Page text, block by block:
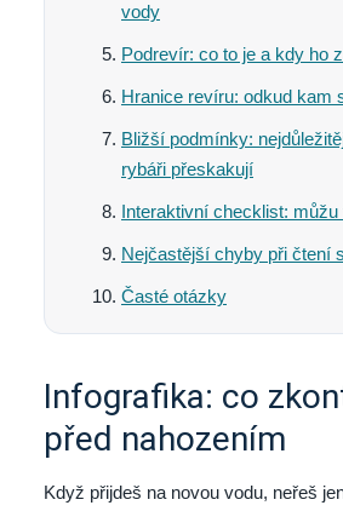
vody
Podrevír: co to je a kdy ho
Hranice revíru: odkud kam
Bližší podmínky:
rybáři přeskakují
Interaktivní checklist: můžu
Nejčastější chyby při čtení
Časté otázky
Infografika: co
před nahozením
Když přijdeš na novou vodu, neřeš